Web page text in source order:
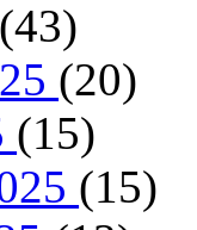
(43)
(20)
(15)
(15)